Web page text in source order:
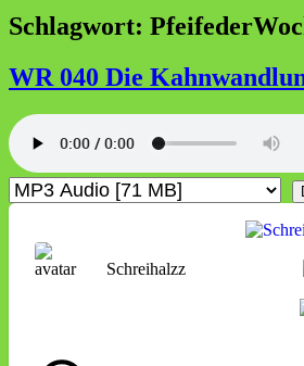
Schlagwort:
WR 040 Die
Schreihalzz